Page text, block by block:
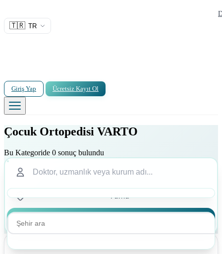
🇹🇷 TR
Giriş Yap Ücretsiz Kayıt Ol
Çocuk Ortopedisi VARTO
Bu Kategoride 0 sonuç bulundu